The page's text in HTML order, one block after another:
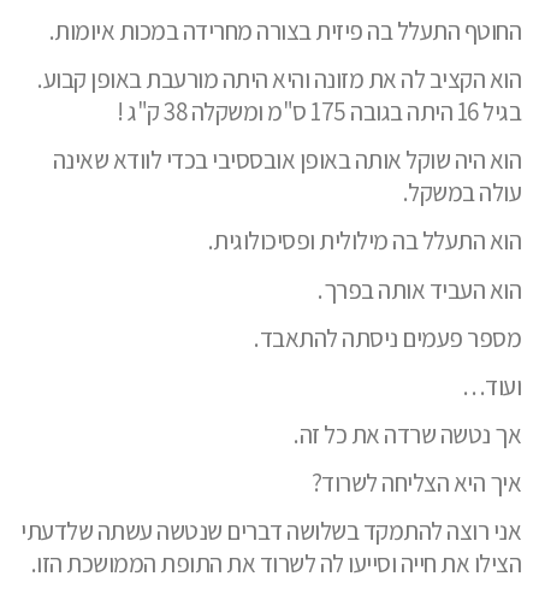
החוטף התעלל בה פיזית בצורה מחרידה במכות איומות.
הוא הקציב לה את מזונה והיא היתה מורעבת באופן קבוע.
בגיל 16 היתה בגובה 175 ס"מ ומשקלה 38 ק"ג !
הוא היה שוקל אותה באופן אובססיבי בכדי לוודא שאינה
עולה במשקל.
הוא התעלל בה מילולית ופסיכולוגית.
הוא העביד אותה בפרך.
מספר פעמים ניסתה להתאבד.
ועוד…
אך נטשה שרדה את כל זה.
איך היא הצליחה לשרוד?
אני רוצה להתמקד בשלושה דברים שנטשה עשתה שלדעתי
הצילו את חייה וסייעו לה לשרוד את התופת הממושכת הזו.